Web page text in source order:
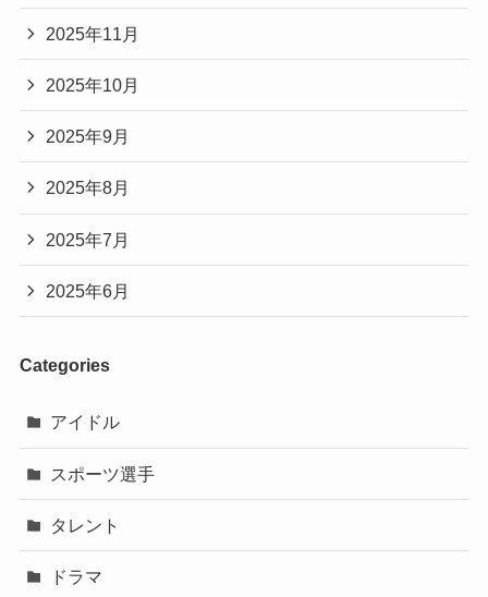
2025年11月
2025年10月
2025年9月
2025年8月
2025年7月
2025年6月
Categories
アイドル
スポーツ選手
タレント
ドラマ